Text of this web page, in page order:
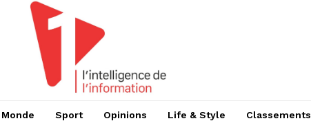
Monde Sport Opinions Life & Style Classements